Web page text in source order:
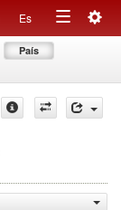
Es
Toggle
País